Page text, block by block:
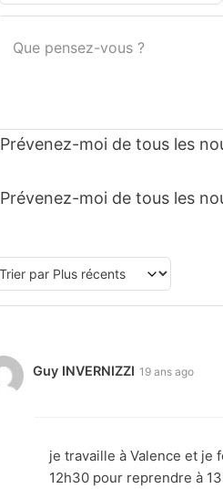
Prévenez-moi de tous les
Prévenez-moi de tous les
Guy INVERNIZZI 19 ans ago
je travaille à Valence et je
12h30 pour reprendre à